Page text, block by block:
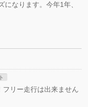
なります。今年1年、
リー走行は出来ません